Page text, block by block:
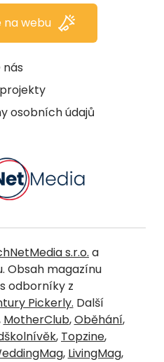
nás
osobních údajů
na webu
s.r.o. a
Obsah magazínu
odborníky z
Pickerly. Další
MotherClub,Oběhání,
, Topzine,
, LivingMag,